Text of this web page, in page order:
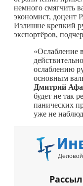
немного смягчить
экономист,
Излишне крепкий
экспортёров,
«Ослабление
ослаблению
основным
Дмитрий
будет не так
панических
уже не